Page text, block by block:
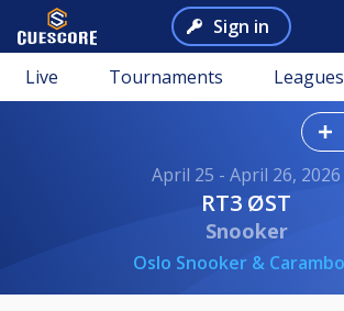
Sign in
Live Tournaments Leagues
April 25 - April 26, 2026
RT3 ØST
Snooker
Oslo Snooker &